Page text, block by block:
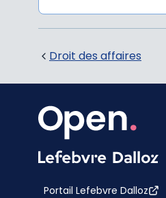
Droit des affaires
Portail Lefebvre Dalloz